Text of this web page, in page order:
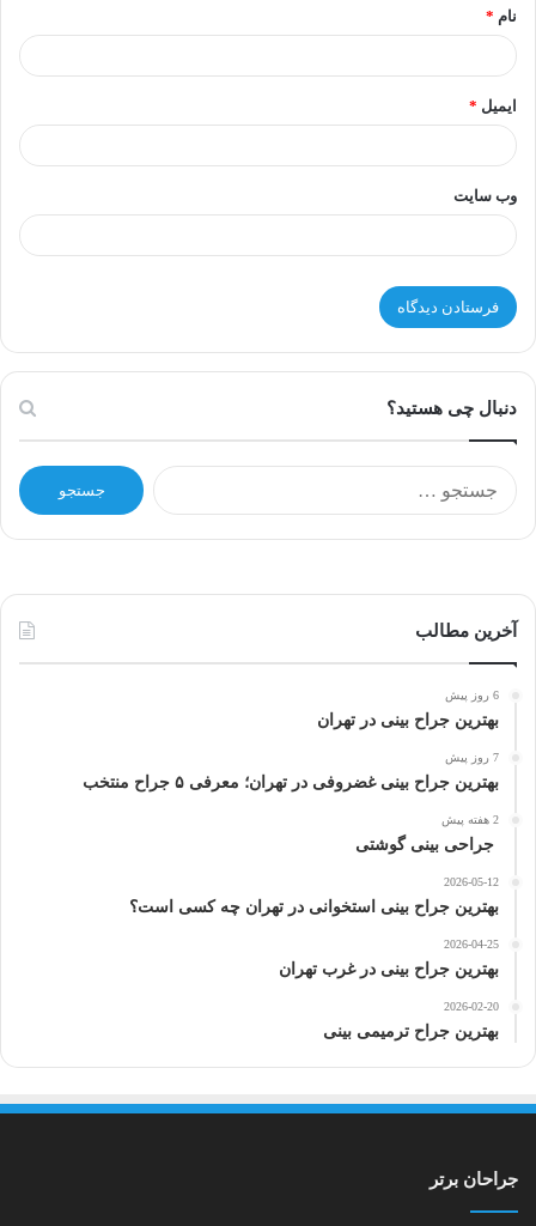
نام *
ایمیل *
وب‌ سایت
دنبال چی هستید؟
س
آخرین مطالب
6 روز پیش
بهترین جراح بینی در تهران
7 روز پیش
بهترین جراح بینی غضروفی در تهران؛ معرفی ۵ جراح منتخب
2 هفته پیش
جراحی بینی گوشتی
2026-05-12
بهترین جراح بینی استخوانی در تهران چه کسی است؟
2026-04-25
بهترین جراح بینی در غرب تهران
2026-02-20
بهترین جراح ترمیمی بینی
جراحان برتر